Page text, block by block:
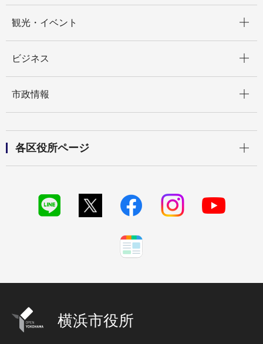
観光・イベント
ビジネス
市政情報
各区役所ページ
横浜市役所